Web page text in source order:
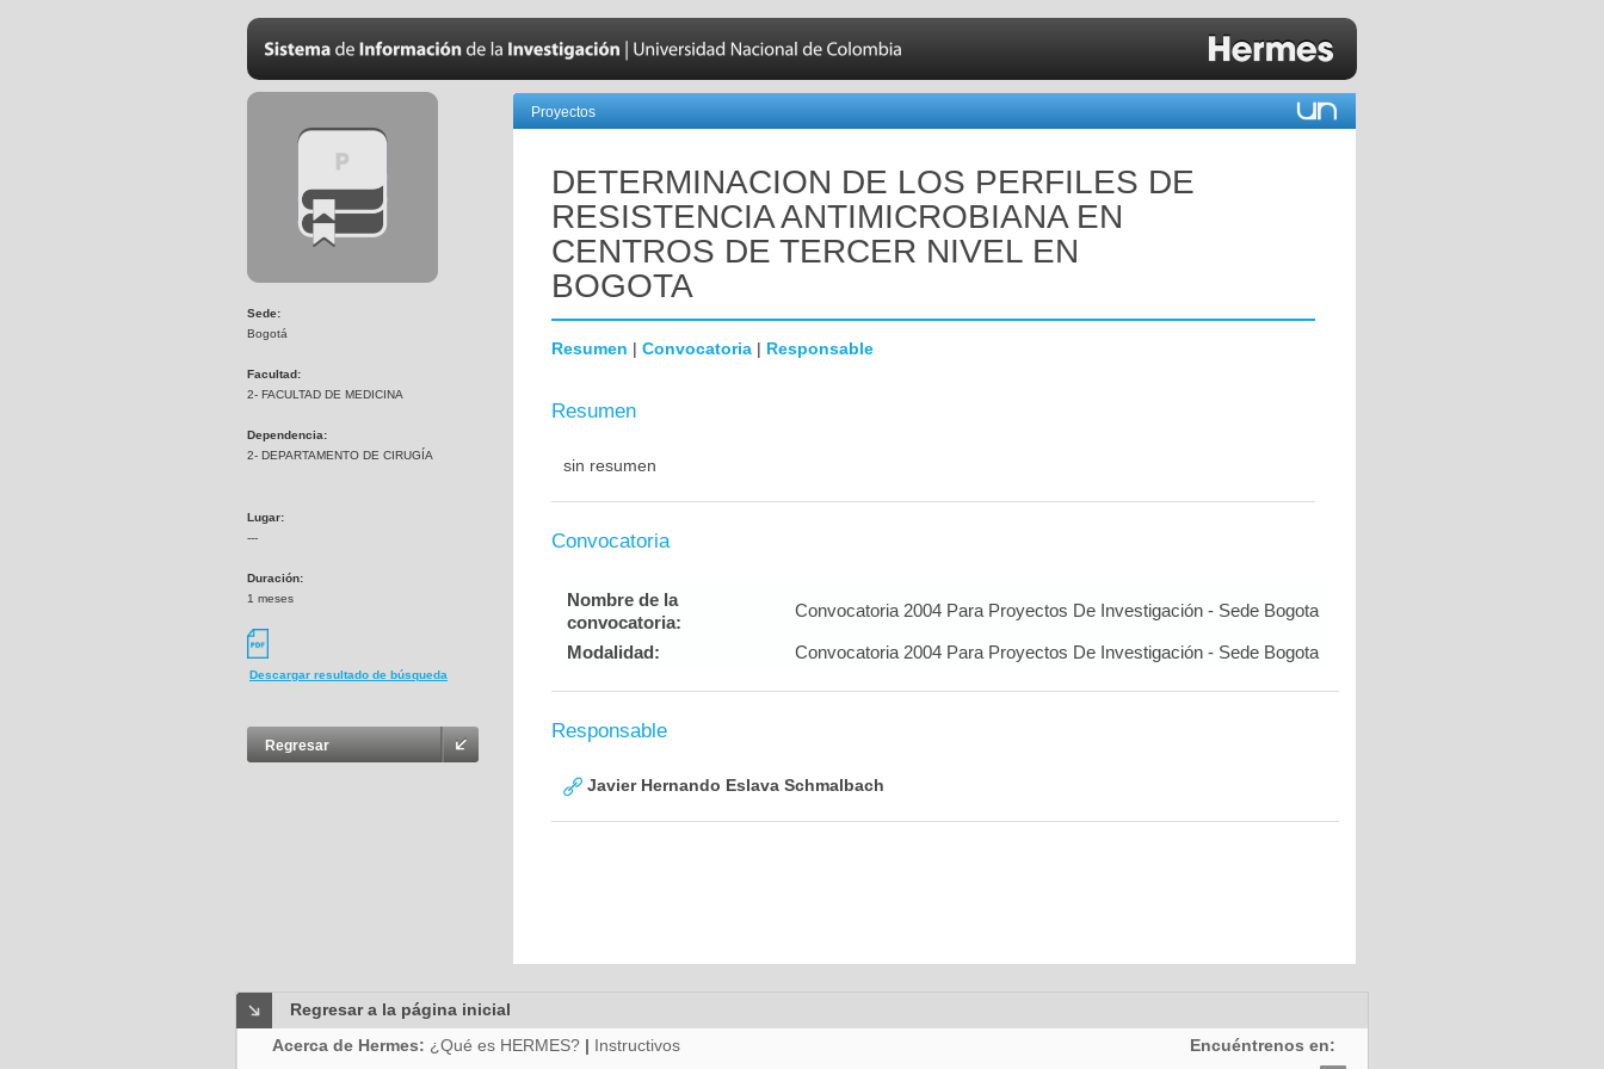
Sede:
Bogotá
Facultad:
2- FACULTAD DE MEDICINA
Dependencia:
2- DEPARTAMENTO DE CIRUGÍA
Lugar:
---
Duración:
1 meses
Descargar resultado de búsqueda
Regresar
Proyectos
DETERMINACION DE LOS PERFILES DE
RESISTENCIA ANTIMICROBIANA EN
CENTROS DE TERCER NIVEL EN
BOGOTA
Resumen | Convocatoria | Responsable
Resumen
sin resumen
Convocatoria
Nombre de la
convocatoria:
Convocatoria 2004 Para Proyectos De Investigación - Sede Bogota
Modalidad: Convocatoria 2004 Para Proyectos De Investigación - Sede Bogota
Responsable
Javier Hernando Eslava Schmalbach
Regresar a la página inicial
Acerca de Hermes: ¿Qué es HERMES? | Instructivos Encuéntrenos en: